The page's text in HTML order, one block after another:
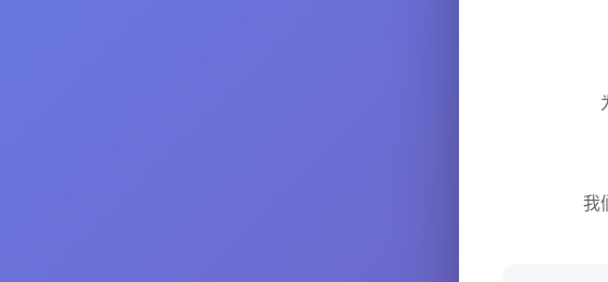
我